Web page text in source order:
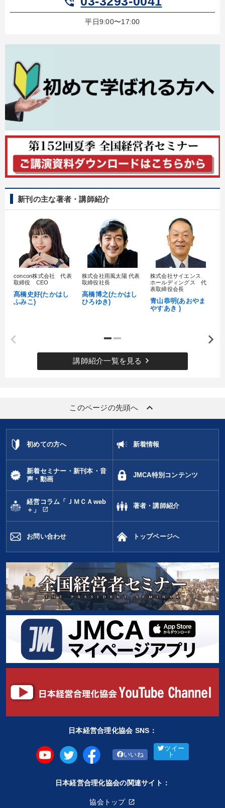
平日9:00〜17:00
新刊の主な著者・講師紹介
concon株式会社 代表
取締役 CEO
髙橋史好(たかはし
ふみこ)
株式会社雨風太陽 代表
取締役社長
高橋博之(たかはし
ひろゆき)
株式会社サイエンス
ホールディングス 代
表取締役会長
青山恭明(あおやま
やすあき )
講師紹介一覧を見る keyboard_arrow_right
このページの先頭へ keyboard_arrow_up
初めての方へ 新着情報
新着セミナー・新刊本・音
声・動画
JMCA特別コンテンツ
経営コラム「ＪＭＣＡweb
＋」
open_in_new
著者・講師紹介
お問い合わせ トップページへ
日本経営合理化協会 SNS：
いいね
ツイー
ト
日本経営合理化協会の関連サイト：
協会トップ